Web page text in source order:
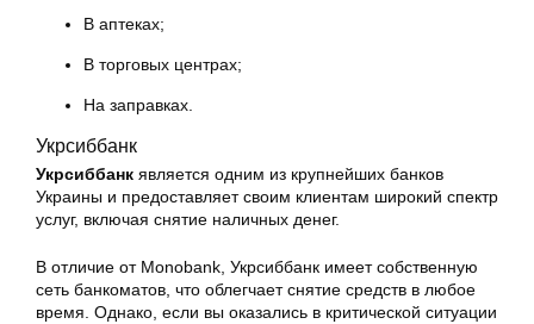
В аптеках;
В торговых центрах;
На заправках.
Укрсиббанк
Укрсиббанк является одним из крупнейших банков
Украины и предоставляет своим клиентам широкий спектр
услуг, включая снятие наличных денег.
В отличие от Monobank, Укрсиббанк имеет собственную
сеть банкоматов, что облегчает снятие средств в любое
время. Однако, если вы оказались в критической ситуации